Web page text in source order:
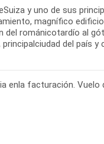
y uno de sus
magnífico
románicotardío al
del país
enla facturación. Vuelo